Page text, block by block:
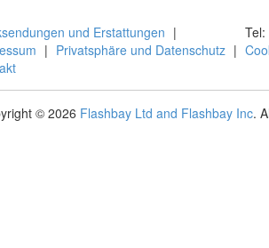
Tel:
und Erstattungen |
| Privatsphäre und Datenschutz |
© 2026 Flashbay Ltd and Flashbay Inc.